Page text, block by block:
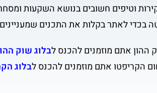
וטיפים חשובים בנושא השקעות
בכדי לאתר בקלות את התכנים
ההון אתם מוזמנים להכנס לבלוג שוק
הקריפטו אתם מוזמנים להכנס לבלוג